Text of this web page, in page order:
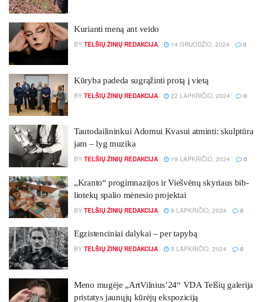
Ku­rian­ti me­ną ant vei­do
BY TELŠIŲ ŽINIŲ REDAKCIJA 14 GRUODŽIO, 2024 0
Kū­ry­ba pa­de­da su­grą­žin­ti pro­tą į vie­tą
BY TELŠIŲ ŽINIŲ REDAKCIJA 22 LAPKRIČIO, 2024 0
Tau­to­dai­li­nin­kui Ado­mui Kva­sui at­min­ti: skulp­tū­ra
jam – lyg mu­zi­ka
BY TELŠIŲ ŽINIŲ REDAKCIJA 19 LAPKRIČIO, 2024 0
„Kran­to“ pro­gim­na­zi­jos ir Vieš­vė­nų sky­riaus bib­
lio­te­kų spa­lio mė­ne­sio pro­jek­tai
BY TELŠIŲ ŽINIŲ REDAKCIJA 8 LAPKRIČIO, 2024 0
Eg­zis­ten­ci­niai da­ly­kai – per ta­py­bą
BY TELŠIŲ ŽINIŲ REDAKCIJA 5 LAPKRIČIO, 2024 0
Me­no mu­gė­je „ArtVilnius’24“ VDA Tel­šių ga­le­ri­ja
pri­sta­tys jau­nų­jų kū­rė­jų eks­po­zi­ci­ją